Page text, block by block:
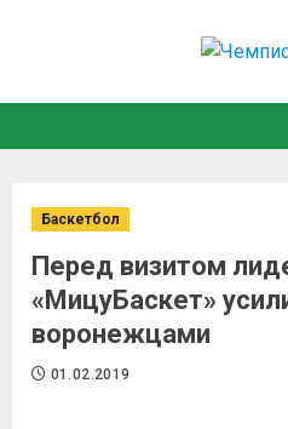
Баскетбол
Перед визитом
«МицуБаскет»
воронежцами
01.02.2019